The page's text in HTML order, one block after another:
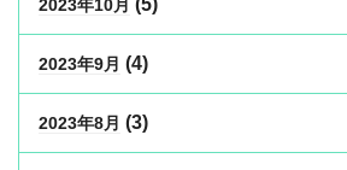
2023年10月 (5)
2023年9月 (4)
2023年8月 (3)